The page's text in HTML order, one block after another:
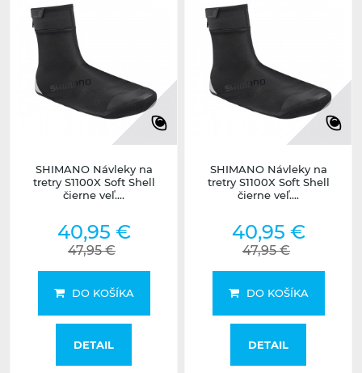
SHIMANO Návleky na
tretry S1100X Soft Shell
čierne veľ....
40,95 €
47,95 €
DO KOŠÍKA
DETAIL
SHIMANO Návleky na
tretry S1100X Soft Shell
čierne veľ....
40,95 €
47,95 €
DO KOŠÍKA
DETAIL